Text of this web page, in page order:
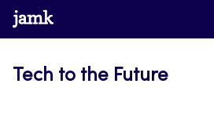
Siirry
suoraan
www.jamk.fi
Tech to the Future